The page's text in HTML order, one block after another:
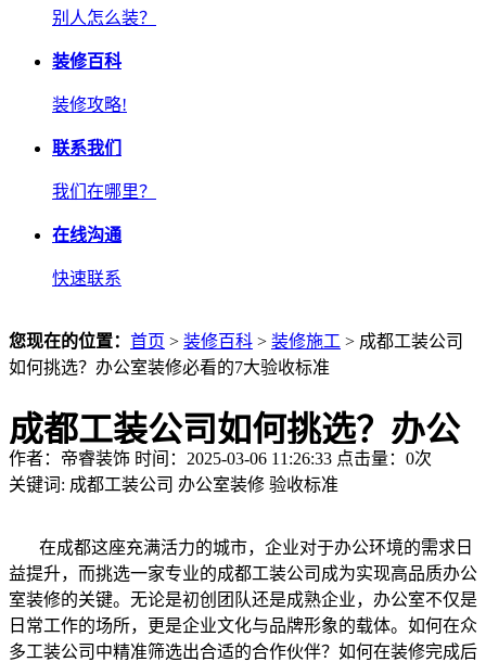
别人怎么装？
装修百科
装修攻略!
联系我们
我们在哪里？
在线沟通
快速联系
您现在的位置： 首页 > 装修百科 > 装修施工 > 成都工装公司
如何挑选？办公室装修必看的7大验收标准
成都工装公司如何挑选？办公
室装修必看的7大验收标准
作者：帝睿装饰 时间：2025-03-06 11:26:33 点击量： 0次
关键词: 成都工装公司 办公室装修 验收标准
在成都这座充满活力的城市，企业对于办公环境的需求日
益提升，而挑选一家专业的成都工装公司成为实现高品质办公
室装修的关键。无论是初创团队还是成熟企业，办公室不仅是
日常工作的场所，更是企业文化与品牌形象的载体。如何在众
多工装公司中精准筛选出合适的合作伙伴？如何在装修完成后